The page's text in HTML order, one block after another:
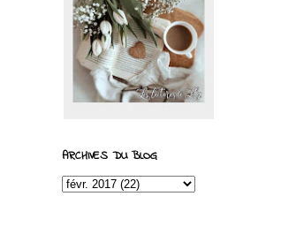
ARCHIVES DU BLOG